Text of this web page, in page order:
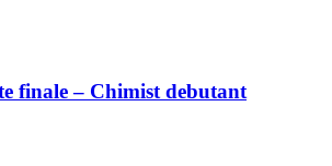
finale – Chimist debutant